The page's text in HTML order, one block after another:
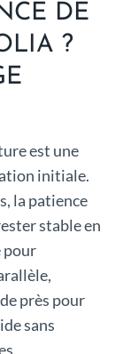
DE
?
est une
initiale.
la patience
stable en
pour
près pour
sans